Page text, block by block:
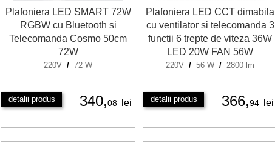
Plafoniera LED SMART 72W
RGBW cu Bluetooth si
Telecomanda Cosmo 50cm
72W
220V / 72 W
detalii produs 340,08 lei
Plafoniera LED CCT dimabila
cu ventilator si telecomanda 3
functii 6 trepte de viteza 36W
LED 20W FAN 56W
220V / 56 W / 2800 lm
detalii produs 366,94 lei